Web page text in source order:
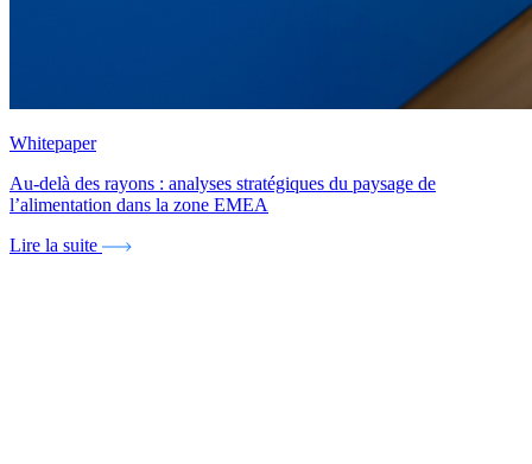
Whitepaper
Au-delà des rayons : analyses stratégiques du paysage de
l’alimentation dans la zone EMEA
Lire la suite